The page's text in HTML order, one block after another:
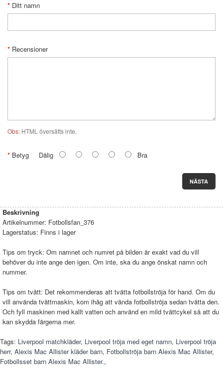
Ditt namn
Recensioner
Obs: HTML översätts inte.
Betyg Dålig Bra
NÄSTA
Beskrivning
Artikelnummer: Fotbollsfan_376
Lagerstatus: Finns i lager
Tips om tryck: Om namnet och numret på bilden är exakt vad du vill
behöver du inte ange den igen. Om inte, ska du ange önskat namn och
nummer.
Tips om tvätt: Det rekommenderas att tvätta fotbollströja för hand. Om du
vill använda tvättmaskin, kom ihåg att vända fotbollströja sedan tvätta den.
Och fyll maskinen med kallt vatten och använd en mild tvättcykel så att du
kan skydda färgerna mer.
Tags: Liverpool matchkläder, Liverpool tröja med eget namn, Liverpool tröja
herr, Alexis Mac Allister kläder barn, Fotbollströja barn Alexis Mac Allister,
Fotbollsset barn Alexis Mac Allister.,